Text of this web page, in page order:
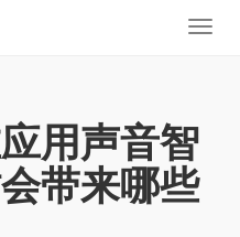
切
用声音智
带来哪些